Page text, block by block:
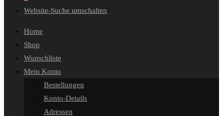
Website-Suche umschalten
Home
Shop
Wunschliste
Mein Konto
Bestellungen
Konto-Details
Adressen